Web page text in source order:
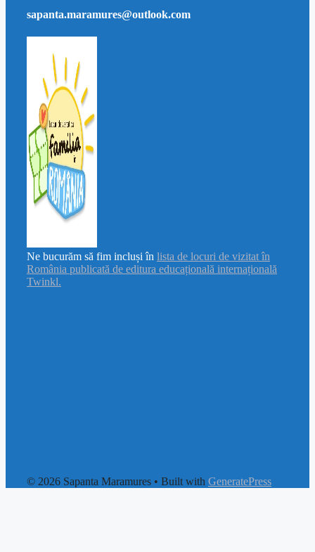
sapanta.maramures@outlook.com
Ne bucurăm să fim incluși în lista de locuri de vizitat în
România publicată de editura educațională internațională
Twinkl.
© 2026 Sapanta Maramures • Built with GeneratePress